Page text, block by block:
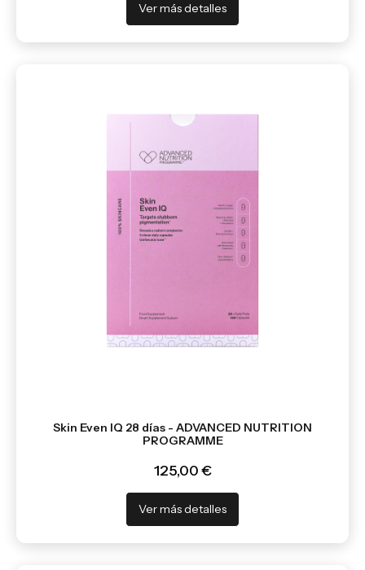
Ver más detalles
Skin Even IQ 28 días - ADVANCED NUTRITION
PROGRAMME
125,00 €
Ver más detalles